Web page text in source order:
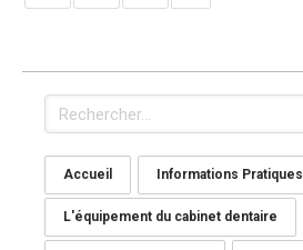
Rechercher
Accueil Informations Pratiques
L'équipement du cabinet dentaire